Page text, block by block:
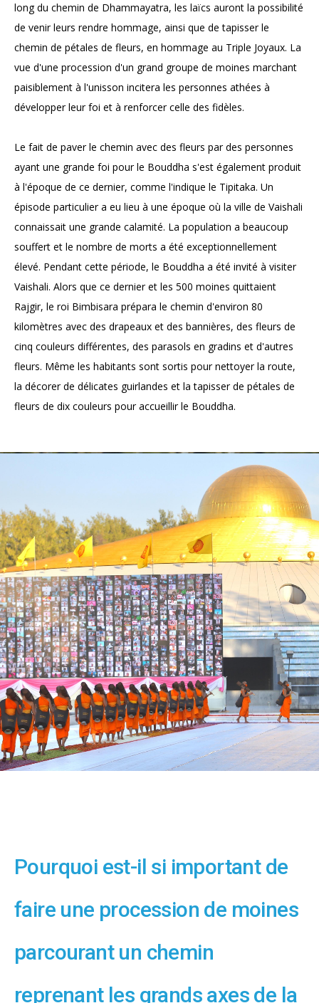
long du chemin de Dhammayatra, les laïcs auront la possibilité
de venir leurs rendre hommage, ainsi que de tapisser le
chemin de pétales de fleurs, en hommage au Triple Joyaux. La
vue d'une procession d'un grand groupe de moines marchant
paisiblement à l'unisson incitera les personnes athées à
développer leur foi et à renforcer celle des fidèles.
Le fait de paver le chemin avec des fleurs par des personnes
ayant une grande foi pour le Bouddha s'est également produit
à l'époque de ce dernier, comme l'indique le Tipitaka. Un
épisode particulier a eu lieu à une époque où la ville de Vaishali
connaissait une grande calamité. La population a beaucoup
souffert et le nombre de morts a été exceptionnellement
élevé. Pendant cette période, le Bouddha a été invité à visiter
Vaishali. Alors que ce dernier et les 500 moines quittaient
Rajgir, le roi Bimbisara prépara le chemin d'environ 80
kilomètres avec des drapeaux et des bannières, des fleurs de
cinq couleurs différentes, des parasols en gradins et d'autres
fleurs. Même les habitants sont sortis pour nettoyer la route,
la décorer de délicates guirlandes et la tapisser de pétales de
fleurs de dix couleurs pour accueillir le Bouddha.
Pourquoi est-il si important de
faire une procession de moines
parcourant un chemin
reprenant les grands axes de la